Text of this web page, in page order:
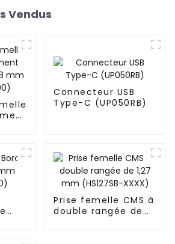
Vendus
Connecteur USB
Type-C (UP050RB)
Prise femelle CMS à
double rangée de